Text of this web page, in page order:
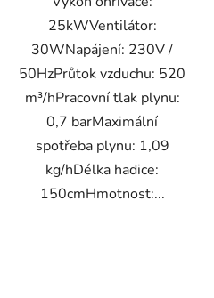
25kWVentilátor:
30WNapájení: 230V /
50HzPrůtok vzduchu: 520
m³/hPracovní tlak plynu:
0,7 barMaximální
spotřeba plynu: 1,09
kg/hDélka hadice:
150cmHmotnost:...